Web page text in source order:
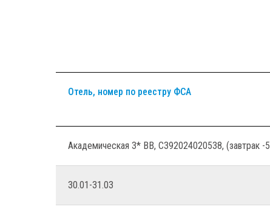
Отель, номер по реестру ФСА
Академическая 3* ВВ, С392024020538, (завтрак -
30.01-31.03